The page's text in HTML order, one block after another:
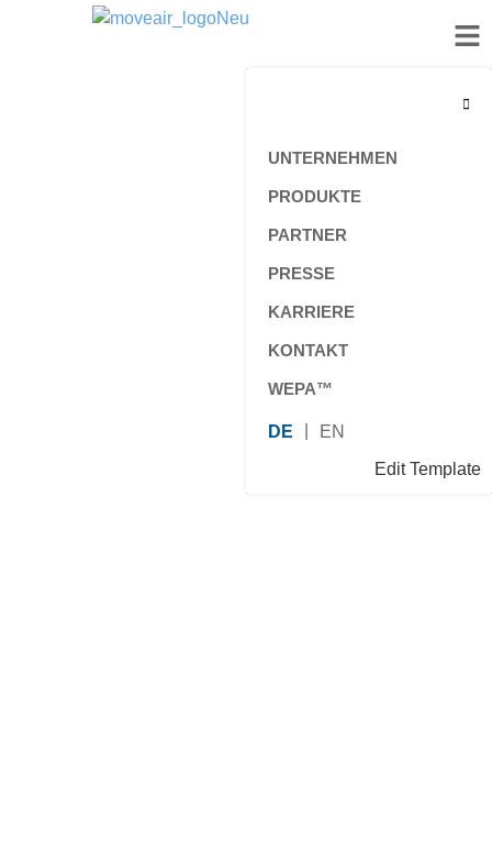
UNTERNEHMEN
PRODUKTE
PARTNER
PRESSE
KARRIERE
KONTAKT
WEPA™
DE
EN
Edit Template